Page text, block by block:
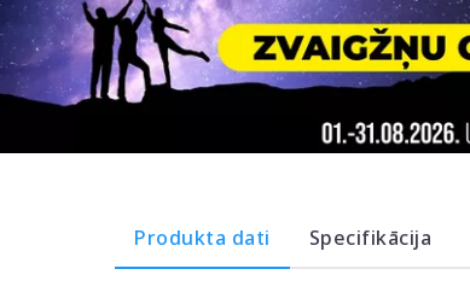
Produkta dati Specifikācija